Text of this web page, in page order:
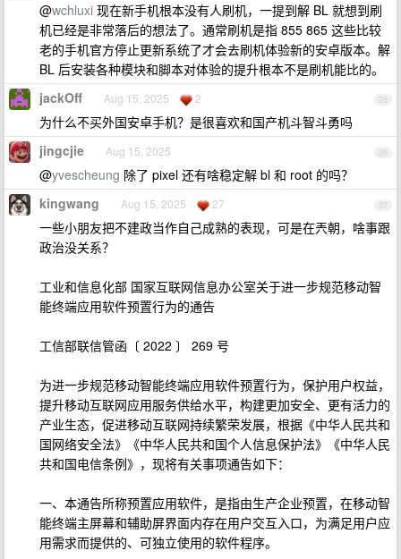
@wchluxi 现在新手机根本没有人刷机，一提到解 BL 就想到刷
机已经是非常落后的想法了。通常刷机是指 855 865 这些比较
老的手机官方停止更新系统了才会去刷机体验新的安卓版本。解
BL 后安装各种模块和脚本对体验的提升根本不是刷机能比的。
25
jackOff Aug 15, 2025 2
为什么不买外国安卓手机？是很喜欢和国产机斗智斗勇吗
26
jingcjie Aug 15, 2025
@yvescheung 除了 pixel 还有啥稳定解 bl 和 root 的吗？
27
kingwang Aug 15, 2025 27
一些小朋友把不建政当作自己成熟的表现，可是在兲朝，啥事跟
政治没关系？
工业和信息化部 国家互联网信息办公室关于进一步规范移动智
能终端应用软件预置行为的通告
工信部联信管函〔 2022 〕 269 号
为进一步规范移动智能终端应用软件预置行为，保护用户权益，
提升移动互联网应用服务供给水平，构建更加安全、更有活力的
产业生态，促进移动互联网持续繁荣发展，根据《中华人民共和
国网络安全法》《中华人民共和国个人信息保护法》《中华人民
共和国电信条例》，现将有关事项通告如下：
一、本通告所称预置应用软件，是指由生产企业预置，在移动智
能终端主屏幕和辅助屏界面内存在用户交互入口，为满足用户应
用需求而提供的、可独立使用的软件程序。